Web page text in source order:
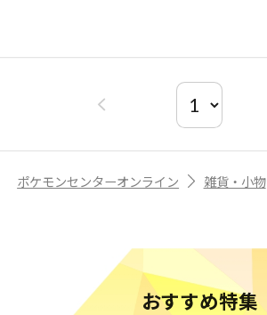
ポケモンセンターオンライン 雑貨・小物
おすすめ特集